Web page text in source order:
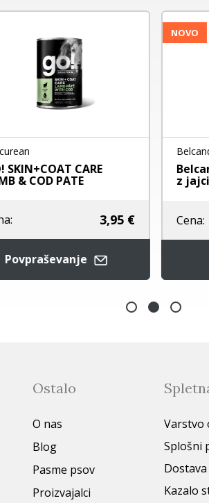
SKIN+COAT CARE
& COD PATE
3,95 €
Povpraševanje
NOVO
z jajci
Cena:
Ostalo
O nas
Blog
Pasme psov
Proizvajalci
Varstvo
Splošni
Dostava
Kazalo